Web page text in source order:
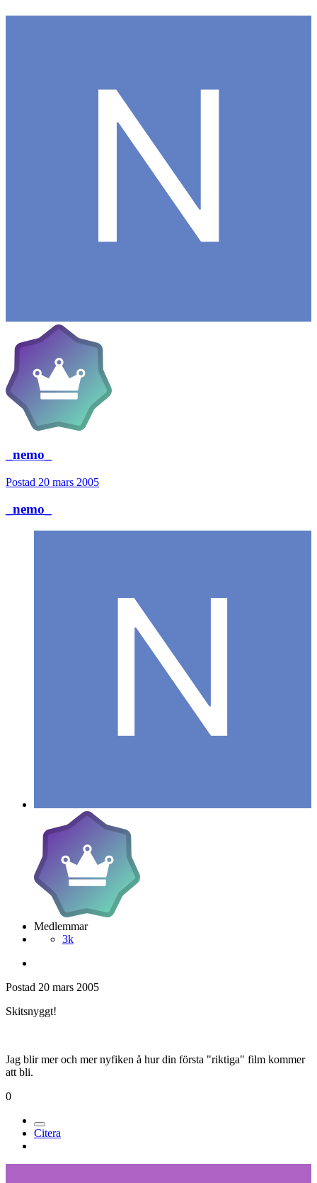
_nemo_
Postad 20 mars 2005
_nemo_
Medlemmar
3k
Postad 20 mars 2005
Skitsnyggt!
Jag blir mer och mer nyfiken å hur din första "riktiga" film kommer
att bli.
0
Citera